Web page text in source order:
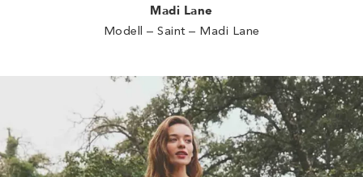
Madi Lane
Modell – Saint – Madi Lane